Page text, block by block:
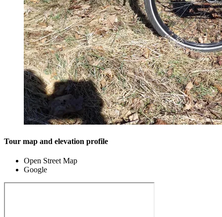
Tour map and elevation profile
Open Street Map
Google